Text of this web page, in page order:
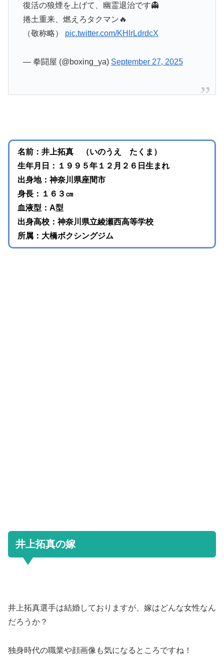
復活の狼煙を上げて、幽霊退治です👻
捲土重来、燃えろタクマン🔥
（敬称略） pic.twitter.com/KHlrLdrdcX
— 拳闘屋 (@boxing_ya) September 27, 2025
名前：井上拓真 （いのうえ たくま）
生年月日：１９９５年１２月２６日生まれ
出身地：神奈川県座間市
身長：１６３㎝
血液型：A型
出身高校：神奈川県立綾瀬西高等学校
所属：大橋ボクシングジム
井上拓真の嫁
井上拓真選手は結婚しておりますが、嫁はどんな女性なん
だろうか？
独身時代の職業や顔画像も気になるところですね！